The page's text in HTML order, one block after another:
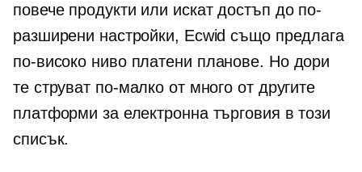
повече продукти или искат достъп до по-
разширени настройки, Ecwid също предлага
по-високо нивоплатени планове. Но дори
те струват по-малко от много от другите
платформи за електронна търговия в този
списък.